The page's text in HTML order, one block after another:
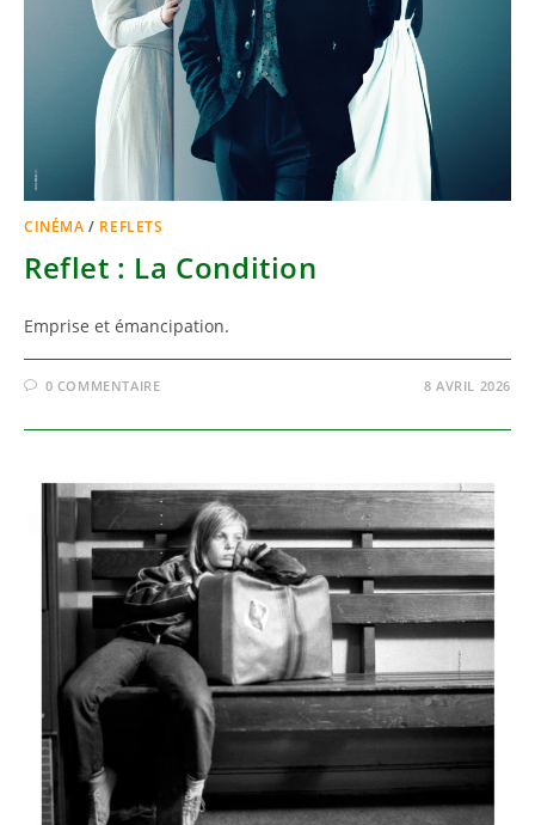
CINÉMA / REFLETS
Reflet : La Condition
Emprise et émancipation.
0 COMMENTAIRE 8 AVRIL 2026